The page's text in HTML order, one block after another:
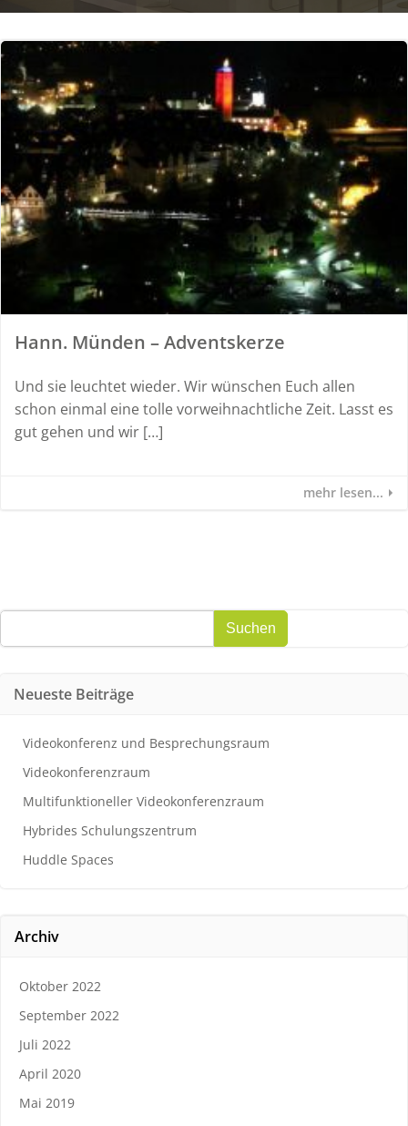
Hann. Münden – Adventskerze
Und sie leuchtet wieder. Wir wünschen Euch allen
schon einmal eine tolle vorweihnachtliche Zeit. Lasst es
gut gehen und wir […]
mehr lesen...
Suchen Suchen
Neueste Beiträge
Videokonferenz und Besprechungsraum
Videokonferenzraum
Multifunktioneller Videokonferenzraum
Hybrides Schulungszentrum
Huddle Spaces
Archiv
Oktober 2022
September 2022
Juli 2022
April 2020
Mai 2019